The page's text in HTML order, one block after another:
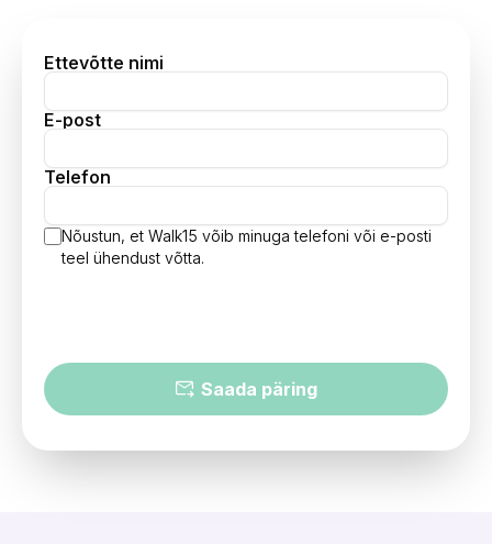
Ettevõtte nimi
E-post
Telefon
Nõustun, et Walk15 võib minuga telefoni või e-posti
teel ühendust võtta.
Saada päring